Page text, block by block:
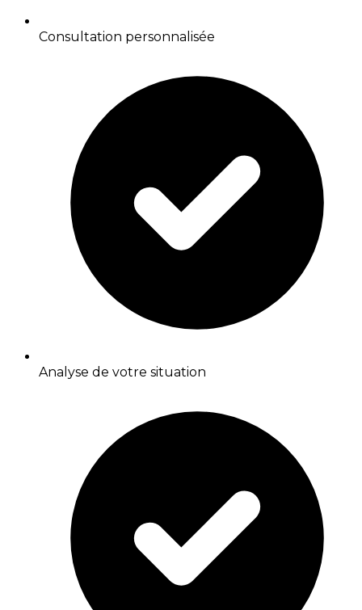
Consultation personnalisée
Analyse de votre situation